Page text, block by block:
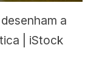
a
| iStock